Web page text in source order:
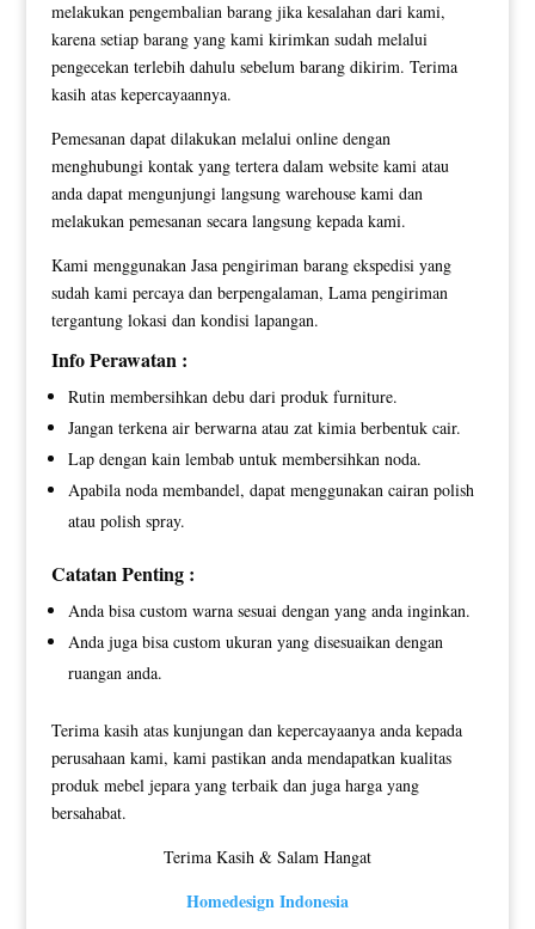
melakukan pengembalian barang jika kesalahan dari kami,
karena setiap barang yang kami kirimkan sudah melalui
pengecekan terlebih dahulu sebelum barang dikirim. Terima
kasih atas kepercayaannya.
Pemesanan dapat dilakukan melalui online dengan
menghubungi kontak yang tertera dalam website kami atau
anda dapat mengunjungi langsung warehouse kami dan
melakukan pemesanan secara langsung kepada kami.
Kami menggunakan Jasa pengiriman barang ekspedisi yang
sudah kami percaya dan berpengalaman, Lama pengiriman
tergantung lokasi dan kondisi lapangan.
Info Perawatan :
Rutin membersihkan debu dari produk furniture.
Jangan terkena air berwarna atau zat kimia berbentuk cair.
Lap dengan kain lembab untuk membersihkan noda.
Apabila noda membandel, dapat menggunakan cairan polish
atau polish spray.
Catatan Penting :
Anda bisa custom warna sesuai dengan yang anda inginkan.
Anda juga bisa custom ukuran yang disesuaikan dengan
ruangan anda.
Terima kasih atas kunjungan dan kepercayaanya anda kepada
perusahaan kami, kami pastikan anda mendapatkan kualitas
produk mebel jepara yang terbaik dan juga harga yang
bersahabat.
Terima Kasih & Salam Hangat
Homedesign Indonesia